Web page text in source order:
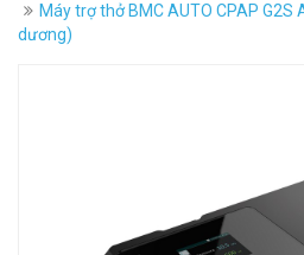
Máy trợ thở BMC AUTO CPAP
dương)